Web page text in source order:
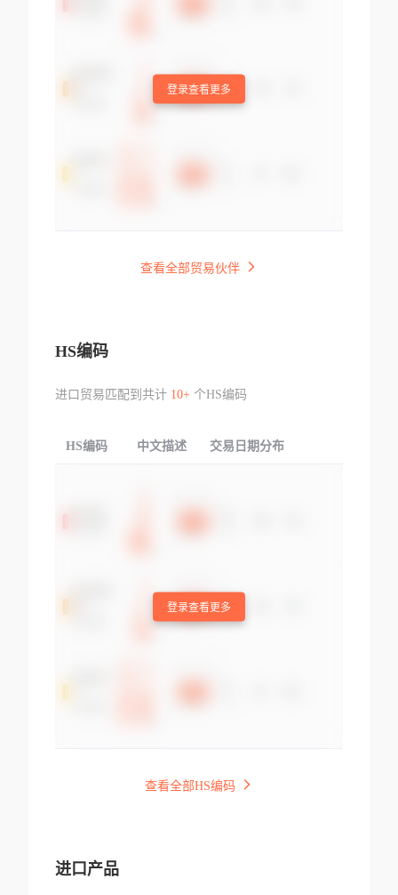
登录查看更多
查看全部贸易伙伴
HS编码
进口贸易匹配到共计 10+个HS编码
HS编码 中文描述 交易日期分布
登录查看更多
查看全部HS编码
进口产品